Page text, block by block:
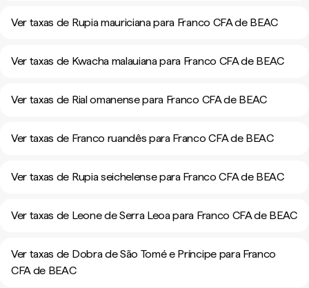
Ver taxas de Rupia mauriciana para Franco CFA de BEAC
Ver taxas de Kwacha malauiana para Franco CFA de BEAC
Ver taxas de Rial omanense para Franco CFA de BEAC
Ver taxas de Franco ruandês para Franco CFA de BEAC
Ver taxas de Rupia seichelense para Franco CFA de BEAC
Ver taxas de Leone de Serra Leoa para Franco CFA de BEAC
Ver taxas de Dobra de São Tomé e Príncipe para Franco
CFA de BEAC